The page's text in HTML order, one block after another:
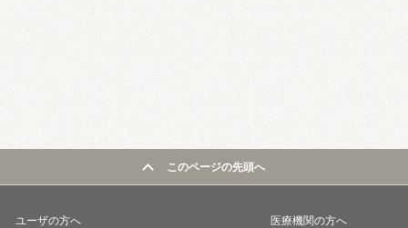
このページの先頭へ
ユーザの方へ 医療機関の方へ